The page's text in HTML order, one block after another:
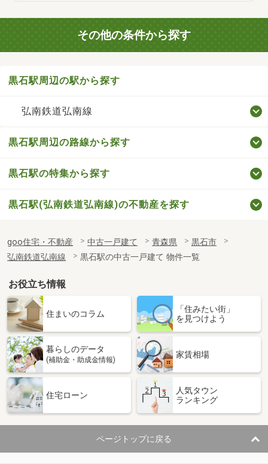
その他の条件から探す
黒石駅周辺の駅から探す
弘南鉄道弘南線
黒石駅周辺の路線から探す
黒石駅の特集から探す
黒石駅(弘南鉄道弘南線)の不動産を探す
goo住宅・不動産 中古一戸建て 青森県
黒石市
弘南鉄道弘南線
黒石駅の中古一戸建て 物件一覧
お役立ち情報
住まいのコラム
「住みたい街」
を見つけよう
暮らしのデータ
(補助金・助成金情報)
家賃相場
住宅ローン
人気タウン
ランキング
ページトップに戻る